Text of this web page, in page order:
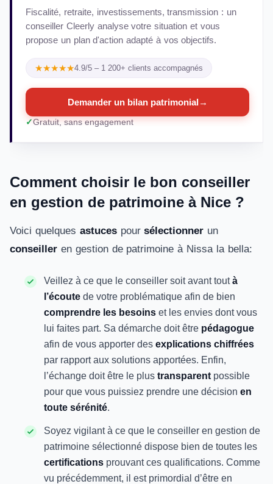
Fiscalité, retraite, investissements, transmission : un
conseiller Cleerly analyse votre situation et vous
propose un plan d'action adapté à vos objectifs.
★★★★★4.9/5 – 1 200+ clients accompagnés
Demander un bilan patrimonial →
Gratuit, sans engagement
Comment choisir le bon conseiller
en gestion de patrimoine à Nice ?
Voici quelques astucespoursélectionner un
conseiller en gestion de patrimoine à Nissa la bella:
Veillez à ce que le conseiller soit avant toutà
l’écoute de votre problématique afin de bien
comprendre les besoins et les envies dont vous
lui faites part. Sa démarche doit être pédagogue
afin de vous apporter des explications chiffrées
par rapport aux solutions apportées. Enfin,
l’échange doit être le plus transparent possible
pour que vous puissiez prendre une décision en
toute sérénité.
Soyez vigilant à ce que le conseiller en gestion de
patrimoine sélectionné dispose bien de toutes les
certifications prouvant ces qualifications. Comme
vu précédemment, il est primordial d’être en